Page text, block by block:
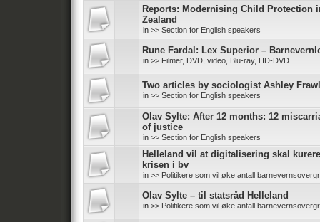
Reports: Modernising Child Protection
Zealand
in >> Section for English speakers
Rune Fardal: Lex Superior –
in >> Filmer, DVD, video, Blu-ray, HD-DVD
Two articles by sociologist Ashley
in >> Section for English speakers
Olav Sylte: After 12 months: 12
of justice
in >> Section for English speakers
Helleland vil at digitalisering skal kurere
krisen i bv
in >> Politikere som vil øke antall
Olav Sylte – til statsråd Helleland
in >> Politikere som vil øke antall